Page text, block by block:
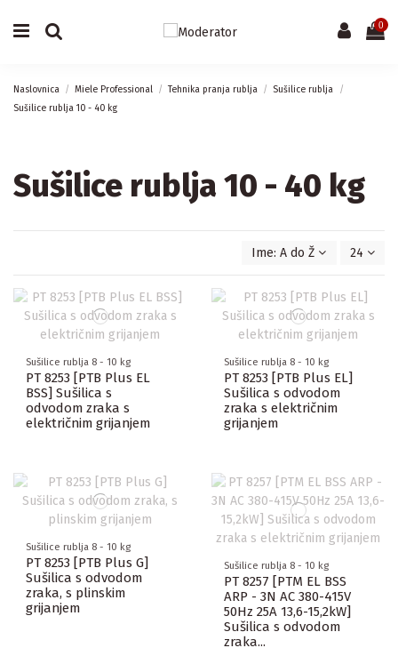
0
Naslovnica Miele Professional Tehnika pranja rublja
Sušilice rublja
Sušilice rublja 10 - 40 kg
Sušilice rublja 10 - 40 kg
Ime: A do Ž 24
Sušilice rublja 8 - 10 kg
PT 8253 [PTB Plus EL
BSS] Sušilica s
odvodom zraka s
električnim grijanjem
Sušilice rublja 8 - 10 kg
PT 8253 [PTB Plus EL]
Sušilica s odvodom
zraka s električnim
grijanjem
Sušilice rublja 8 - 10 kg
PT 8253 [PTB Plus G]
Sušilica s odvodom
zraka, s plinskim
grijanjem
Sušilice rublja 8 - 10 kg
PT 8257 [PTM EL BSS
ARP - 3N AC 380-415V
50Hz 25A 13,6-15,2kW]
Sušilica s odvodom
zraka...